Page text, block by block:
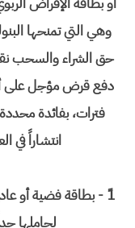
وهي التي تمنحها
حق الشراء والسحب
دفع قرض مؤجل على
فترات، بفائدة
انتشاراً في
1ً - بطاقة فضية أو
لحاملها